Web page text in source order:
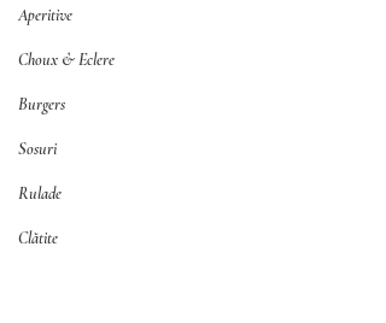
Aperitive
Choux & Eclere
Burgers
Sosuri
Rulade
Clătite